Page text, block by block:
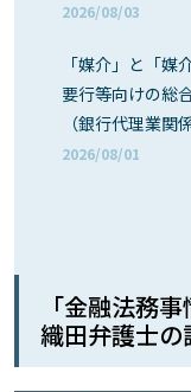
2026/08/03
「媒介」と「
要行等向けの総
（銀行代理業
2026/08/01
「金融法務
織田弁護士の